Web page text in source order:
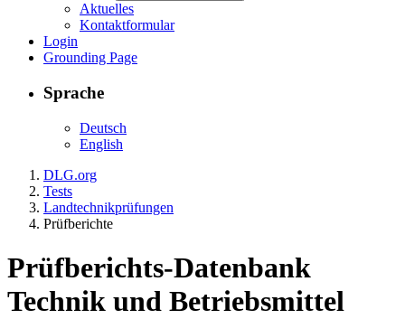
Aktuelles
Kontaktformular
Login
Grounding Page
Sprache
Deutsch
English
DLG.org
Tests
Landtechnikprüfungen
Prüfberichte
Prüfberichts-Datenbank
Technik und Betriebsmittel